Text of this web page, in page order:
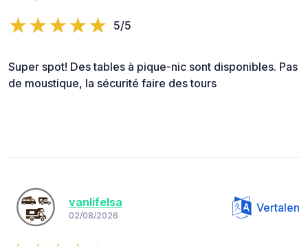
5/5
Super spot! Des tables à pique-nic sont disponibles. Pas
de moustique, la sécurité faire des tours
vanlifelsa
02/08/2026
Vertalen